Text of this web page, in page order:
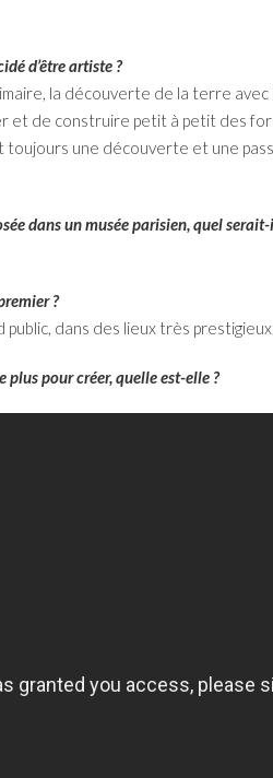
d’être artiste ?
la découverte de la terre avec
de construire petit à petit des
toujours une découverte et une
dans un musée parisien, quel serait-
?
dans des lieux très prestigieux.
plus pour créer, quelle est-elle ?